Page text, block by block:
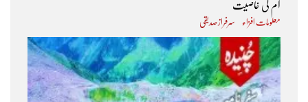
آم کی خاصیت
معلومات افزاء سرفراز صدیقی